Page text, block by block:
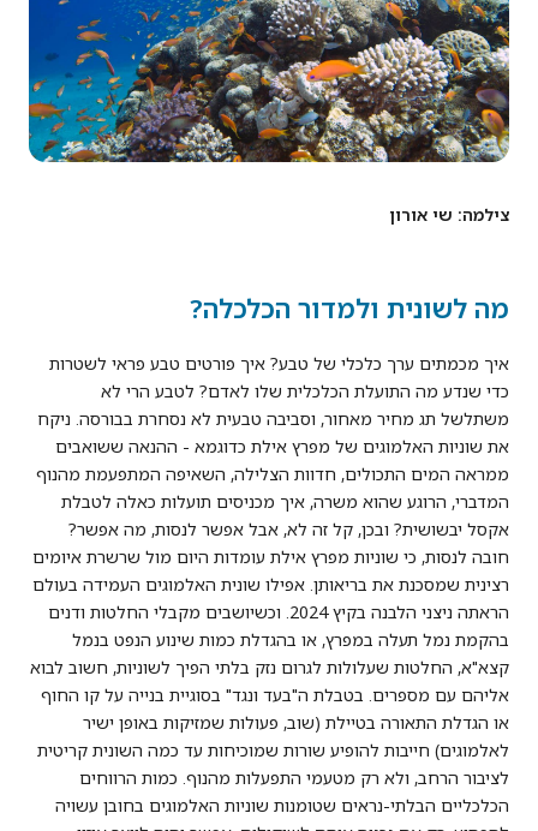
צילמה: שי אורון
מה לשונית ולמדור הכלכלה?
איך מכמתים ערך כלכלי של טבע? איך פורטים טבע פראי לשטרות
כדי שנדע מה התועלת הכלכלית שלו לאדם? לטבע הרי לא
משתלשל תג מחיר מאחור, וסביבה טבעית לא נסחרת בבורסה. ניקח
את שוניות האלמוגים של מפרץ אילת כדוגמא - ההנאה ששואבים
ממראה המים התכולים, חדוות הצלילה, השאיפה המתפעמת מהנוף
המדברי, הרוגע שהוא משרה, איך מכניסים תועלות כאלה לטבלת
אקסל יבשושית? ובכן, קל זה לא, אבל אפשר לנסות, מה אפשר?
חובה לנסות, כי שוניות מפרץ אילת עומדות היום מול שרשרת איומים
רצינית שמסכנת את בריאותן. אפילו שונית האלמוגים העמידה בעולם
הראתה ניצני הלבנה בקיץ 2024. וכשיושבים מקבלי החלטות ודנים
בהקמת נמל תעלה במפרץ, או בהגדלת כמות שינוע הנפט בנמל
קצא"א, החלטות שעלולות לגרום נזק בלתי הפיך לשוניות, חשוב לבוא
אליהם עם מספרים. בטבלת ה"בעד ונגד" בסוגיית בנייה על קו החוף
או הגדלת התאורה בטיילת (שוב, פעולות שמזיקות באופן ישיר
לאלמוגים) חייבות להופיע שורות שמוכיחות עד כמה השונית קריטית
לציבור הרחב, ולא רק מטעמי התפעלות מהנוף. כמות הרווחים
הכלכליים הבלתי-נראים שטומנות שוניות האלמוגים בחובן עשויה